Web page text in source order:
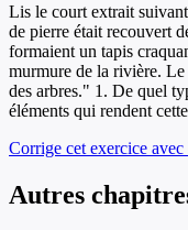
Lis le court extrait
de pierre était recouvert
formaient un tapis
murmure de la rivière. Le
des arbres." 1. De quel
éléments qui rendent
Corrige cet exercice
Autres